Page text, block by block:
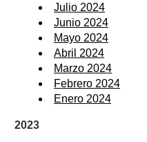
Julio 2024
Junio 2024
Mayo 2024
Abril 2024
Marzo 2024
Febrero 2024
Enero 2024
2023